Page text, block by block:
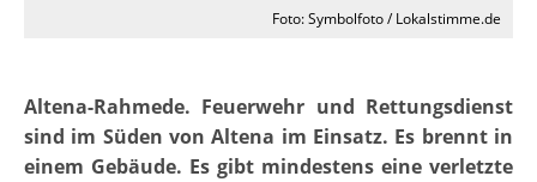
Foto: Symbolfoto / Lokalstimme.de
Altena-Rahmede. Feuerwehr und Rettungsdienst
sind im Süden von Altena im Einsatz. Es brennt in
einem Gebäude. Es gibt mindestens eine verletzte